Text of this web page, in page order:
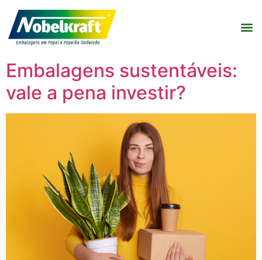
Embalagens sustentáveis:
vale a pena investir?